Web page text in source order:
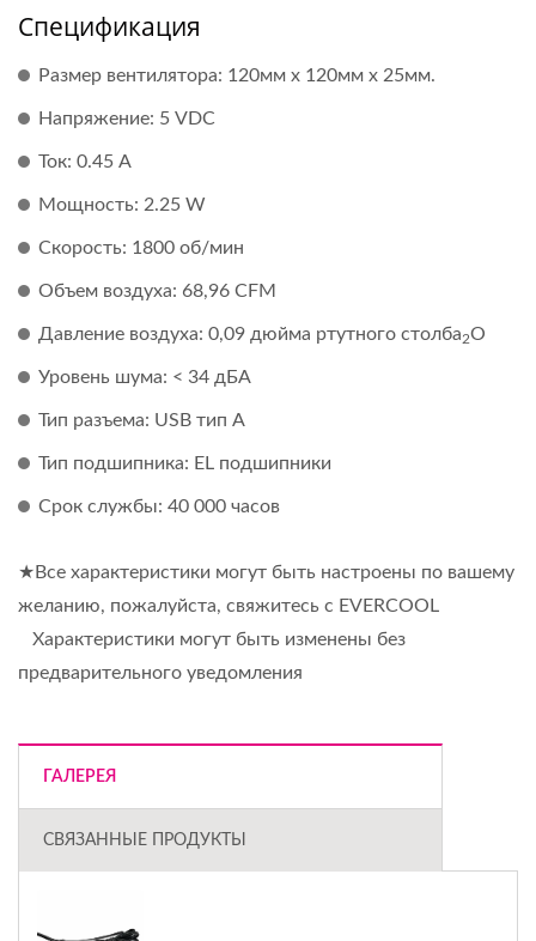
Спецификация
Размер вентилятора: 120мм x 120мм x 25мм.
Напряжение: 5 VDC
Ток: 0.45 A
Мощность: 2.25 W
Скорость: 1800 об/мин
Объем воздуха: 68,96 CFM
Давление воздуха: 0,09 дюйма ртутного столба2О
Уровень шума: < 34 дБА
Тип разъема: USB тип A
Тип подшипника: EL подшипники
Срок службы: 40 000 часов
★Все характеристики могут быть настроены по вашему
желанию, пожалуйста, свяжитесь с EVERCOOL
Характеристики могут быть изменены без
предварительного уведомления
ГАЛЕРЕЯ
СВЯЗАННЫЕ ПРОДУКТЫ